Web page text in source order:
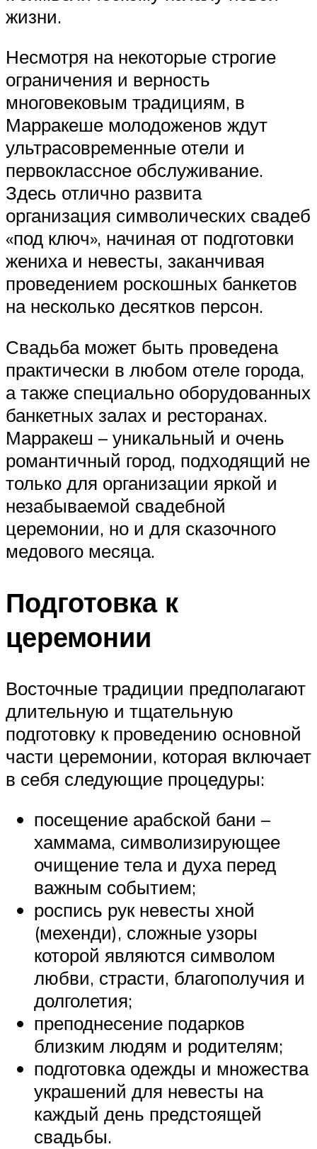
жизни.
Несмотря на некоторые строгие
ограничения и верность
многовековым традициям, в
Марракеше молодоженов ждут
ультрасовременные отели и
первоклассное обслуживание.
Здесь отлично развита
организация символических свадеб
«под ключ», начиная от подготовки
жениха и невесты, заканчивая
проведением роскошных банкетов
на несколько десятков персон.
Свадьба может быть проведена
практически в любом отеле города,
а также специально оборудованных
банкетных залах и ресторанах.
Марракеш – уникальный и очень
романтичный город, подходящий не
только для организации яркой и
незабываемой свадебной
церемонии, но и для сказочного
медового месяца.
Подготовка к
церемонии
Восточные традиции предполагают
длительную и тщательную
подготовку к проведению основной
части церемонии, которая включает
в себя следующие процедуры:
посещение арабской бани –
хаммама, символизирующее
очищение тела и духа перед
важным событием;
роспись рук невесты хной
(мехенди), сложные узоры
которой являются символом
любви, страсти, благополучия и
долголетия;
преподнесение подарков
близким людям и родителям;
подготовка одежды и множества
украшений для невесты на
каждый день предстоящей
свадьбы.